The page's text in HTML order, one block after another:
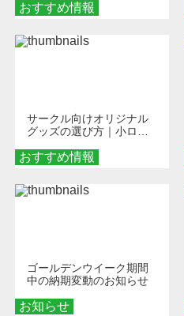
おすすめ情報
くなる巾着＆ポーチ活用
術
おすすめ情報
サークル向けオリジナル
グッズの選び方｜小ロッ
める秘訣
お知らせ
ゴールデンウイーク期間
中の納期変動のお知らせ